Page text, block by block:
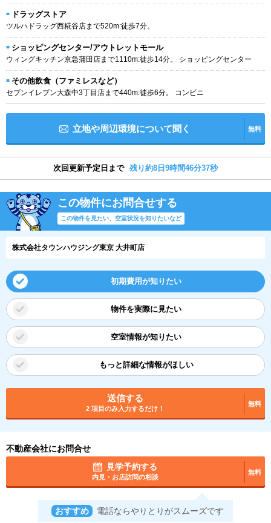
ドラッグストア
ツルハドラッグ西糀谷店まで520m:徒歩7分。
ショッピングセンター/アウトレットモール
ウィングキッチン京急蒲田店まで1110m:徒歩14分。 ショッピングセンター
その他飲食（ファミレスなど）
セブンイレブン大森中3丁目店まで440m:徒歩6分。 コンビニ
立地や周辺環境について聞く 無料
次回更新予定日まで 残り約8日9時間46分36秒
この物件にお問合せする
この物件を見たい、空室状況を知りたいなど
株式会社タウンハウジング東京 大井町店
初期費用が知りたい
物件を実際に見たい
空室情報が知りたい
もっと詳細な情報がほしい
送信する
2 項目のみ入力するだけ！
無料
不動産会社にお問合せ
見学予約する
内見・お店訪問の相談
無料
おすすめ 電話ならやりとりがスムーズです